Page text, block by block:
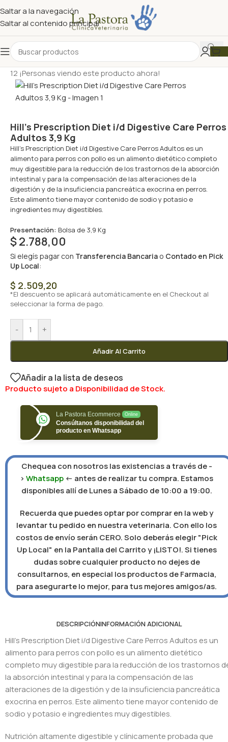
Saltar a la navegación
Saltar al contenido principal
12 ¡Personas viendo este producto ahora!
Hill’s Prescription Diet i/d Digestive Care Perros
Adultos 3,9 Kg
Hill’s Prescription Diet i/d Digestive Care Perros Adultos es un
alimento para perros con pollo es un alimento dietético completo
muy digestible para la reducción de los trastornos de la absorción
intestinal y para la compensación de las alteraciones de la
digestión y de la insuficiencia pancreática exocrina en perros.
Este alimento tiene mayor contenido de sodio y potasio e
ingredientes muy digestibles.
Presentación: Bolsa de 3,9 Kg
$2.788,00
Si elegís pagar con Transferencia Bancaria o Contado en Pick
Up Local:
$ 2.509,20
*El descuento se aplicará automáticamente en el Checkout al
seleccionar la forma de pago.
- +
Añadir Al Carrito
Añadir a la lista de deseos
Producto sujeto a Disponibilidad de Stock.
La Pastora Ecommerce Online
Consúltanos disponibilidad del
producto en Whatsapp
Chequea con nosotros las existencias a través de -
>Whatsapp <- antes de realizar tu compra. Estamos
disponibles allí de Lunes a Sábado de 10:00 a 19:00.
Recuerda que puedes optar por comprar en la web y
levantar tu pedido en nuestra veterinaria. Con ello los
costos de envío serán CERO. Solo deberás elegir "Pick
Up Local" en la Pantalla del Carrito y ¡LISTO!. Si tienes
dudas sobre cualquier producto no dejes de
consultarnos, en especial los productos de Farmacia,
para asegurarte lo mejor, para tus mejores amigos/as.
DESCRIPCIÓNINFORMACIÓN ADICIONAL
Hill’s Prescription Diet i/d Digestive Care Perros Adultos es un
alimento para perros con pollo es un alimento dietético
completo muy digestible para la reducción de los trastornos
la absorción intestinal y para la compensación de las
alteraciones de la digestión y de la insuficiencia pancreática
exocrina en perros. Este alimento tiene mayor contenido de
sodio y potasio e ingredientes muy digestibles.
Nutrición altamente digestible y clínicamente probada que